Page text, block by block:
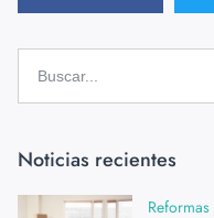
Noticias recientes